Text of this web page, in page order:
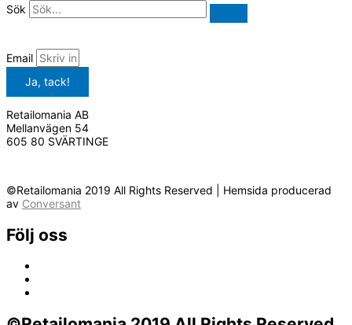
Sök
Email
Ja, tack!
Retailomania AB
Mellanvägen 54
605 80 SVÄRTINGE
©Retailomania 2019 All Rights Reserved | Hemsida producerad
av Conversant
Följ oss